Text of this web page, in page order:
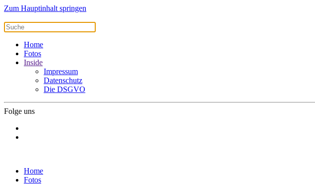
Zum Hauptinhalt springen
Home
Fotos
Inside
Impressum
Datenschutz
Die DSGVO
Folge uns
Home
Fotos